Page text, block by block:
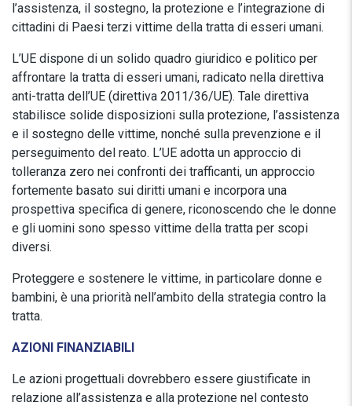
l’assistenza, il sostegno, la protezione e l’integrazione di
cittadini di Paesi terzi vittime della tratta di esseri umani.
L’UE dispone di un solido quadro giuridico e politico per
affrontare la tratta di esseri umani, radicato nella direttiva
anti-tratta dell’UE (direttiva 2011/36/UE). Tale direttiva
stabilisce solide disposizioni sulla protezione, l’assistenza
e il sostegno delle vittime, nonché sulla prevenzione e il
perseguimento del reato. L’UE adotta un approccio di
tolleranza zero nei confronti dei trafficanti, un approccio
fortemente basato sui diritti umani e incorpora una
prospettiva specifica di genere, riconoscendo che le donne
e gli uomini sono spesso vittime della tratta per scopi
diversi.
Proteggere e sostenere le vittime, in particolare donne e
bambini, è una priorità nell’ambito della strategia contro la
tratta.
AZIONI FINANZIABILI
Le azioni progettuali dovrebbero essere giustificate in
relazione all’assistenza e alla protezione nel contesto